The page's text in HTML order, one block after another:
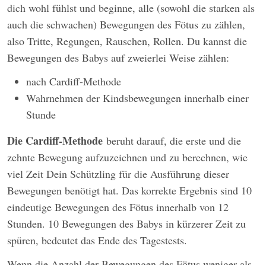
dich wohl fühlst und beginne, alle (sowohl die starken als
auch die schwachen) Bewegungen des Fötus zu zählen,
also Tritte, Regungen, Rauschen, Rollen. Du kannst die
Bewegungen des Babys auf zweierlei Weise zählen:
nach Cardiff-Methode
Wahrnehmen der Kindsbewegungen innerhalb einer
Stunde
Die Cardiff-Methode beruht darauf, die erste und die
zehnte Bewegung aufzuzeichnen und zu berechnen, wie
viel Zeit Dein Schützling für die Ausführung dieser
Bewegungen benötigt hat. Das korrekte Ergebnis sind 10
eindeutige Bewegungen des Fötus innerhalb von 12
Stunden. 10 Bewegungen des Babys in kürzerer Zeit zu
spüren, bedeutet das Ende des Tagestests.